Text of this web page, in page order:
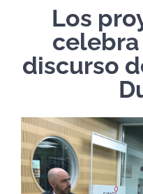
Los
celebra
discurso